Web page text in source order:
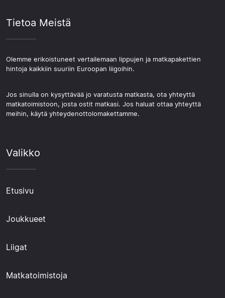
Tietoa Meistä
Olemme erikoistuneet vertailemaan lippujen ja matkapakettien
hintoja kaikkiin suuriin Euroopan liigoihin.
Jos sinulla on kysyttävää jo varatusta matkasta, ota yhteyttä
matkatoimistoon, josta ostit matkasi. Jos haluat ottaa yhteyttä
meihin, käytä yhteydenottolomakettamme.
Valikko
Etusivu
Joukkueet
Liigat
Matkatoimistoja